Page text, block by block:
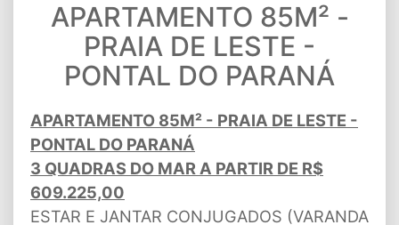
APARTAMENTO 85M² -
PRAIA DE LESTE -
PONTAL DO PARANÁ
APARTAMENTO 85M² - PRAIA DE LESTE -
PONTAL DO PARANÁ
3 QUADRAS DO MAR A PARTIR DE R$
609.225,00
ESTAR E JANTAR CONJUGADOS (VARANDA